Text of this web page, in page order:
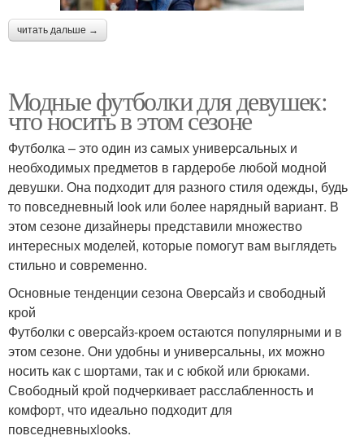
читать дальше →
Модные футболки для девушек:
что носить в этом сезоне
Футболка – это один из самых универсальных и
необходимых предметов в гардеробе любой модной
девушки. Она подходит для разного стиля одежды, будь
то повседневный look или более нарядный вариант. В
этом сезоне дизайнеры представили множество
интересных моделей, которые помогут вам выглядеть
стильно и современно.
Основные тенденции сезона Оверсайз и свободный
крой
Футболки с оверсайз-кроем остаются популярными и в
этом сезоне. Они удобны и универсальны, их можно
носить как с шортами, так и с юбкой или брюками.
Свободный крой подчеркивает расслабленность и
комфорт, что идеально подходит для
повседневныхlooks.